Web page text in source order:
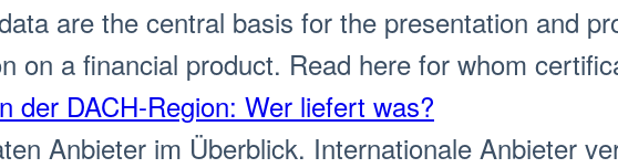
are the central basis for the presentation and
on a financial product. Read here for whom
der DACH-Region: Wer liefert was?
Anbieter im Überblick. Internationale Anbieter